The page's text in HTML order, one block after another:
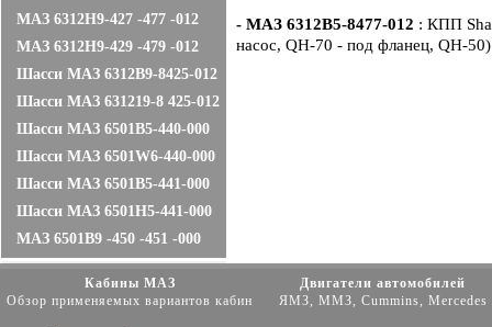
МАЗ 6312Н9-427 -477 -012
МАЗ 6312Н9-429 -479 -012
Шасси МАЗ 6312В9-8425-012
Шасси МАЗ 631219-8 425-012
Шасси МАЗ 6501B5-440-000
Шасси МАЗ 6501W6-440-000
Шасси МАЗ 6501B5-441-000
Шасси МАЗ 6501Н5-441-000
МАЗ 6501B9 -450 -451 -000
- МАЗ 6312В5-8477-012 : КПП
насос, QH-70 - под фланец, QH-
Кабины МАЗ
Обзор применяемых вариантов кабин
Двигатели автомобилей
ЯМЗ, ММЗ, Cummins, Mercedes